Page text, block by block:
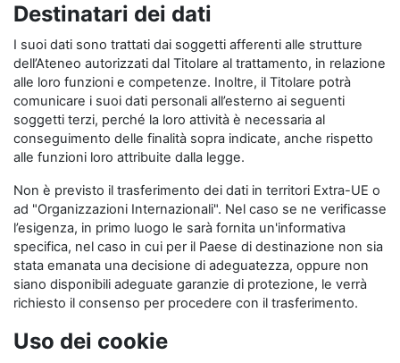
Destinatari dei dati
I suoi dati sono trattati dai soggetti afferenti alle strutture
dell’Ateneo autorizzati dal Titolare al trattamento, in relazione
alle loro funzioni e competenze. Inoltre, il Titolare potrà
comunicare i suoi dati personali all’esterno ai seguenti
soggetti terzi, perché la loro attività è necessaria al
conseguimento delle finalità sopra indicate, anche rispetto
alle funzioni loro attribuite dalla legge.
Non è previsto il trasferimento dei dati in territori Extra-UE o
ad "Organizzazioni Internazionali". Nel caso se ne verificasse
l’esigenza, in primo luogo le sarà fornita un'informativa
specifica, nel caso in cui per il Paese di destinazione non sia
stata emanata una decisione di adeguatezza, oppure non
siano disponibili adeguate garanzie di protezione, le verrà
richiesto il consenso per procedere con il trasferimento.
Uso dei cookie